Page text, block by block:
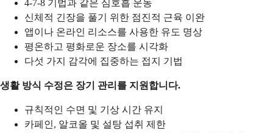
4-7-8 기법과 같은 심호흡 운동
신체적 긴장을 풀기 위한 점진적 근육 이완
앱이나 온라인 리소스를 사용한 유도 명상
평온하고 평화로운 장소를 시각화
다섯 가지 감각에 집중하는 접지 기법
생활 방식 수정은 장기 관리를 지원합니다.
규칙적인 수면 및 기상 시간 유지
카페인, 알코올 및 설탕 섭취 제한